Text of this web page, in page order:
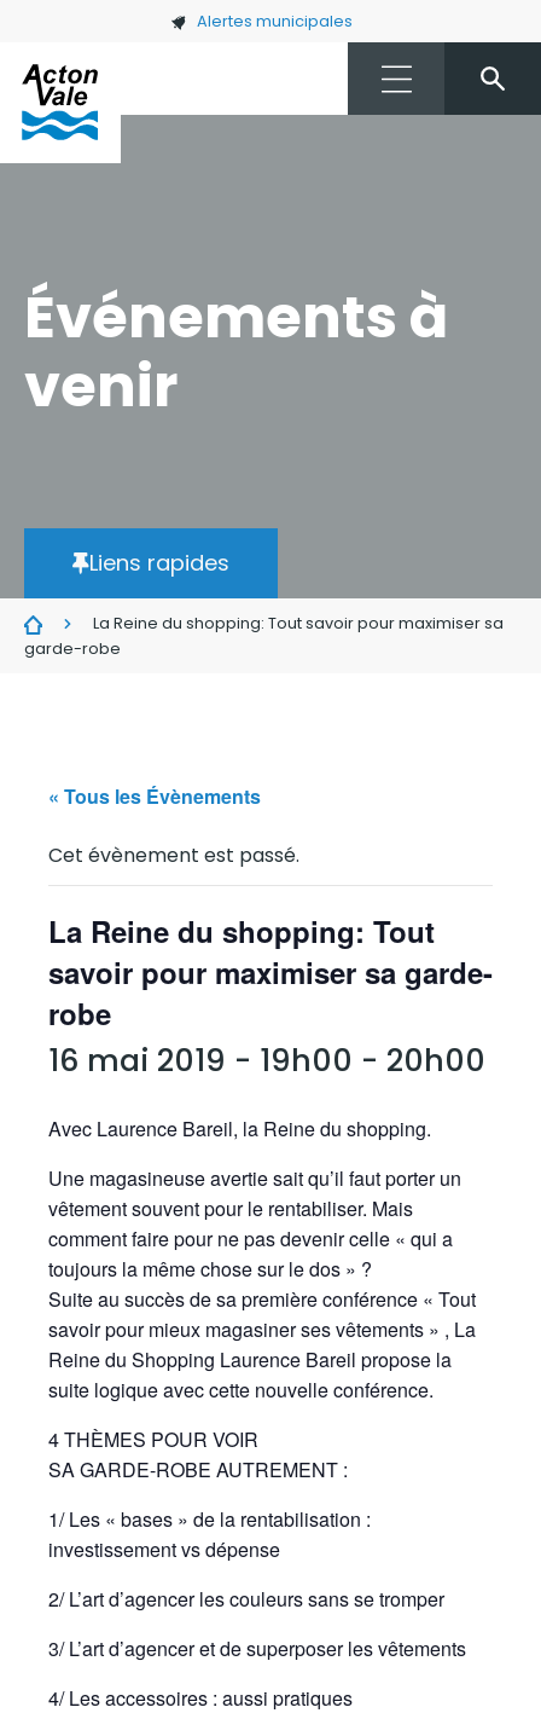
Skip to main content Alertes municipales
Événements à
venir
Liens rapides
La Reine du shopping: Tout savoir pour maximiser sa
garde-robe
« Tous les Évènements
Cet évènement est passé.
La Reine du shopping: Tout
savoir pour maximiser sa garde-
robe
16 mai 2019 - 19h00 - 20h00
Avec Laurence Bareil, la Reine du shopping.
Une magasineuse avertie sait qu’il faut porter un
vêtement souvent pour le rentabiliser. Mais
comment faire pour ne pas devenir celle « qui a
toujours la même chose sur le dos » ?
Suite au succès de sa première conférence « Tout
savoir pour mieux magasiner ses vêtements » , La
Reine du Shopping Laurence Bareil propose la
suite logique avec cette nouvelle conférence.
4 THÈMES POUR VOIR
SA GARDE-ROBE AUTREMENT :
1/ Les « bases » de la rentabilisation :
investissement vs dépense
2/ L’art d’agencer les couleurs sans se tromper
3/ L’art d’agencer et de superposer les vêtements
4/ Les accessoires : aussi pratiques